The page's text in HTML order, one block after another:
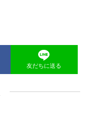
友だちに送る